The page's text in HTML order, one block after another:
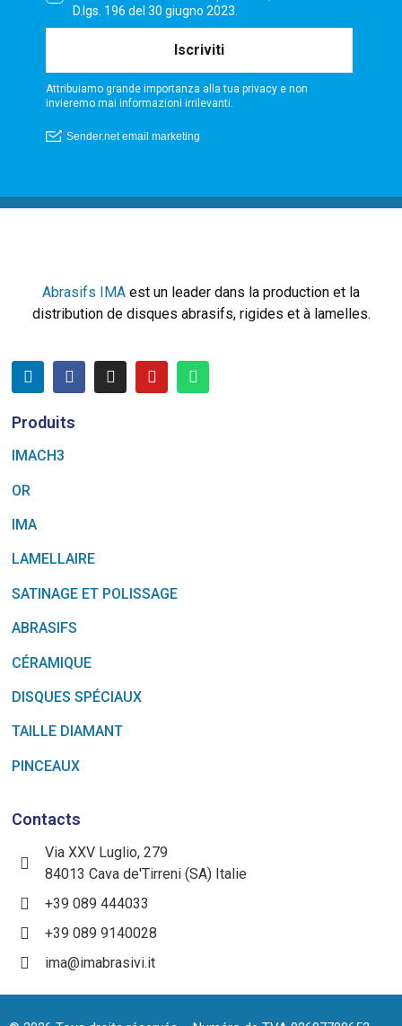
Abrasifs IMA est un leader dans la production et la
distribution de disques abrasifs, rigides et à lamelles.
Produits
IMACH3
OR
IMA
LAMELLAIRE
SATINAGE ET POLISSAGE
ABRASIFS
CÉRAMIQUE
DISQUES SPÉCIAUX
TAILLE DIAMANT
PINCEAUX
Contacts
Via XXV Luglio, 279
84013 Cava de'Tirreni (SA) Italie
+39 089 444033
+39 089 9140028
ima@imabrasivi.it